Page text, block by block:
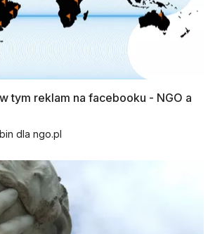
tym reklam na facebooku - NGO a
dla ngo.pl